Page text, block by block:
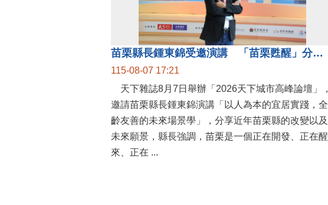
苗栗縣長鍾東錦受邀演講 「苗栗甦醒」分享近年轉變
115-08-07 17:21
天下雜誌8月7日舉辦「2026天下城市高峰論壇」，
邀請苗栗縣長鍾東錦演講「以人為本的宜居實踐，全
齡友善的未來場景學」，分享近年苗栗縣的改變以及
未來願景，縣長強調，苗栗是一個正在開發、正在醒